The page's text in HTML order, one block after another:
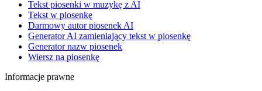
Tekst piosenki w muzykę z AI
Tekst w piosenkę
Darmowy autor piosenek AI
Generator AI zamieniający tekst w piosenkę
Generator nazw piosenek
Wiersz na piosenkę
Informacje prawne